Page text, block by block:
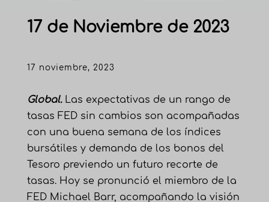
17 de Noviembre de 2023
17 noviembre, 2023
Global. Las expectativas de un rango de
tasas FED sin cambios son acompañadas
con una buena semana de los índices
bursátiles y demanda de los bonos del
Tesoro previendo un futuro recorte de
tasas. Hoy se pronunció el miembro de la
FED Michael Barr, acompañando la visión